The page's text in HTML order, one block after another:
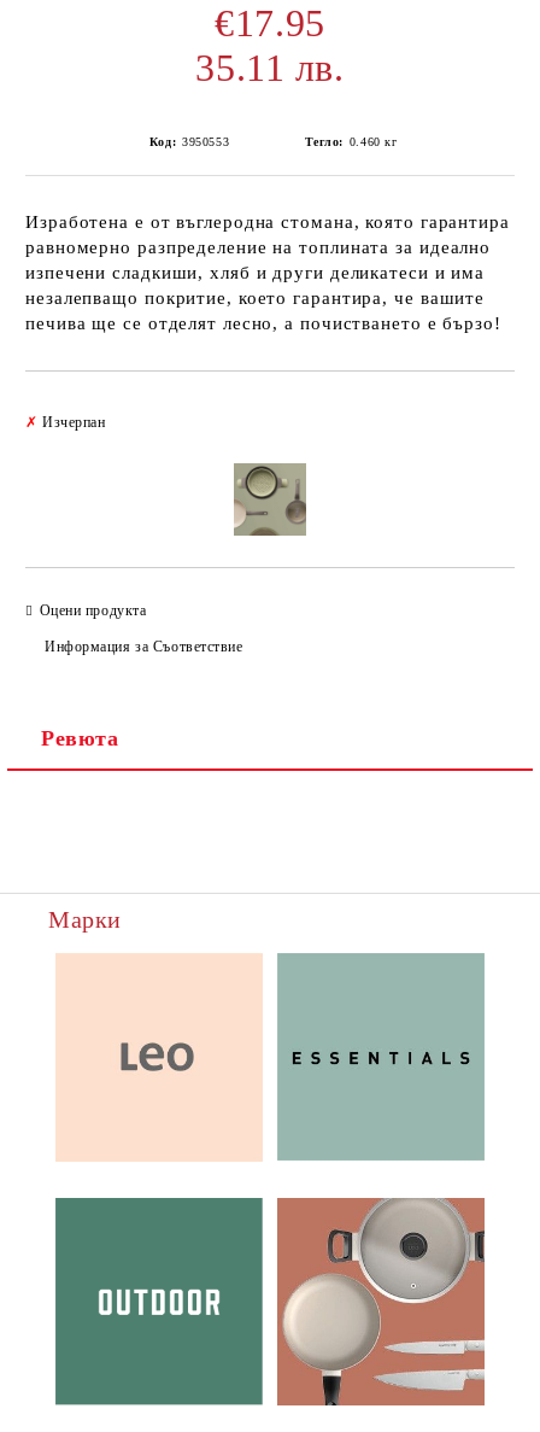
€17.95
35.11 лв.
Код: 3950553 Тегло: 0.460 кг
Изработена е от въглеродна стомана, която гарантира
равномерно разпределение на топлината за идеално
изпечени сладкиши, хляб и други деликатеси и има
незалепващо покритие, което гарантира, че вашите
печива ще се отделят лесно, а почистването е бързо!
✗ Изчерпан
Оцени продукта
Информация за Съответствие
Ревюта
Марки